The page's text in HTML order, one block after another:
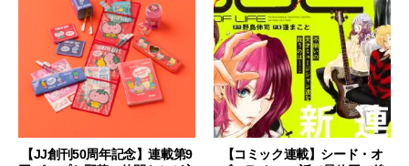
【JJ創刊50周年記念】連載第9
【コミック連載】シード・オ